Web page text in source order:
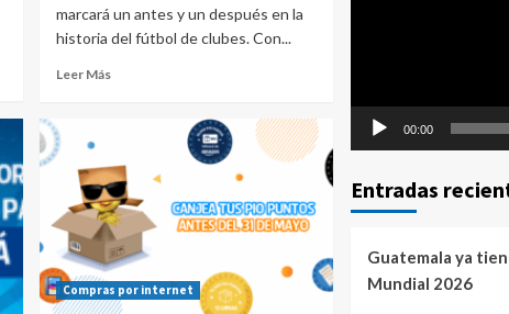
marcará un antes y un después en la
historia del fútbol de clubes. Con...
Leer Más
Compras por internet
00:00
Entradas
Guatemala ya
Mundial 2026